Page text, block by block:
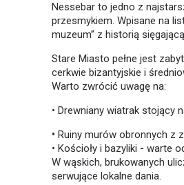
Nessebar to jedno z
przesmykiem. Wpisane na
muzeum” z historią
Stare Miasto pełne jest
cerkwie bizantyjskie i
Warto zwrócić uwagę na:
• Drewniany wiatrak stojący
• Ruiny murów obronnych z
• Kościoły i bazyliki - warte
W wąskich, brukowanych
serwujące lokalne dania.